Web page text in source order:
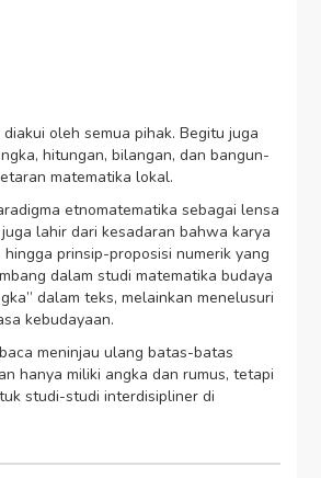
oleh semua pihak. Begitu juga
hitungan, bilangan, dan bangun-
matematika lokal.
etnomatematika sebagai lensa
lahir dari kesadaran bahwa karya
prinsip-proposisi numerik yang
dalam studi matematika budaya
dalam teks, melainkan menelusuri
kebudayaan.
meninjau ulang batas-batas
hanya miliki angka dan rumus, tetapi
studi-studi interdisipliner di